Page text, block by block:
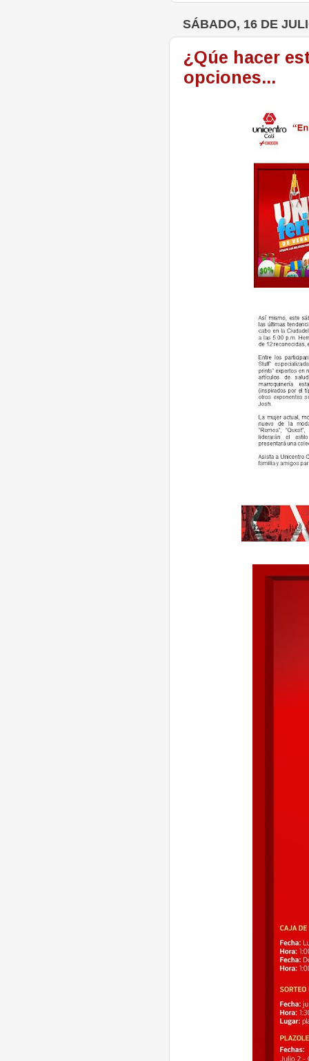
SÁBADO, 16 DE
¿Qúe hacer
opciones...